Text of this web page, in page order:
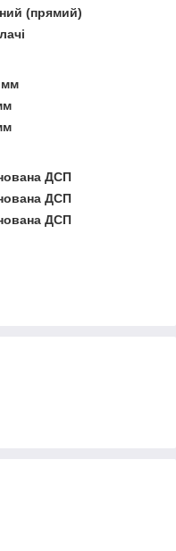
(прямий)
мм
ДСП
ДСП
ДСП